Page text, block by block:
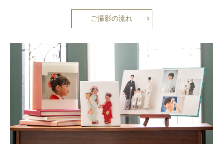
ご撮影の流れ